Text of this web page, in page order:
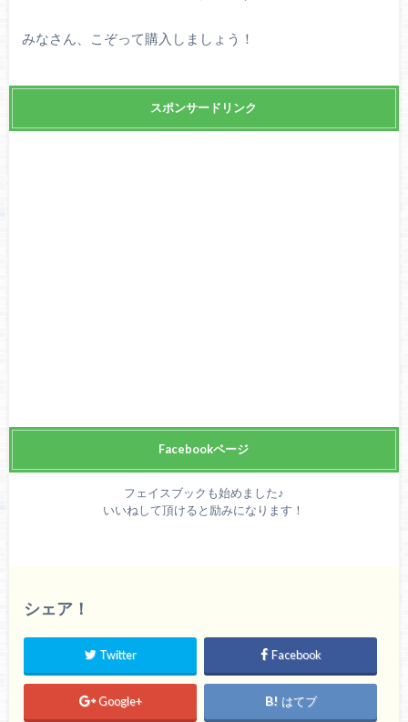
みなさん、こぞって購入しましょう！
スポンサードリンク
Facebookページ
フェイスブックも始めました♪
いいねして頂けると励みになります！
シェア！
Twitter Facebook
Google+ はてブ